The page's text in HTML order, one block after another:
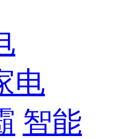
电
智能